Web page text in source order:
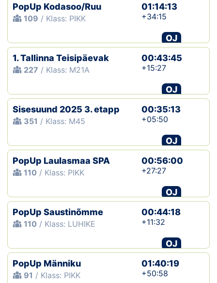
PopUp Kodasoo/Ruu
109 / Klass: PIKK
01:14:13
+34:15
OJ
1. Tallinna Teisipäevak
227 / Klass: M21A
00:43:45
+15:27
OJ
Sisesuund 2025 3. etapp
351 / Klass: M45
00:35:13
+05:50
OJ
PopUp Laulasmaa SPA
110 / Klass: PIKK
00:56:00
+27:27
OJ
PopUp Saustinõmme
110 / Klass: LUHIKE
00:44:18
+11:32
OJ
PopUp Männiku
91 / Klass: PIKK
01:40:19
+50:58